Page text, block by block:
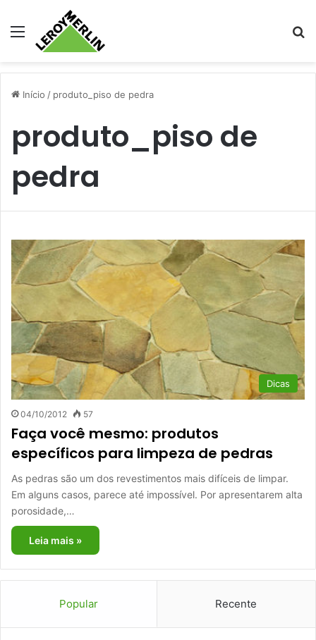
Menu
Início / produto_piso de pedra
produto_piso de
pedra
Dicas
04/10/2012 57
Faça você mesmo: produtos
específicos para limpeza de pedras
As pedras são um dos revestimentos mais difíceis de limpar.
Em alguns casos, parece até impossível. Por apresentarem alta
porosidade,…
Leia mais »
Popular Recente